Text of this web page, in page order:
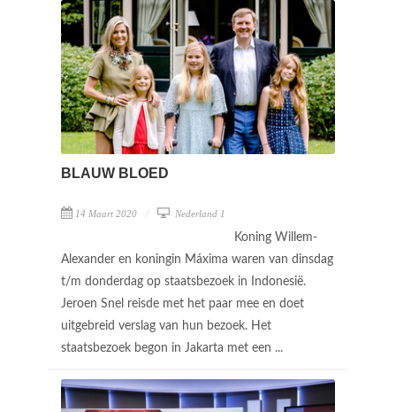
BLAUW BLOED
14 Maart 2020 Nederland 1
Koning Willem-
Alexander en koningin Máxima waren van dinsdag
t/m donderdag op staatsbezoek in Indonesië.
Jeroen Snel reisde met het paar mee en doet
uitgebreid verslag van hun bezoek. Het
staatsbezoek begon in Jakarta met een ...